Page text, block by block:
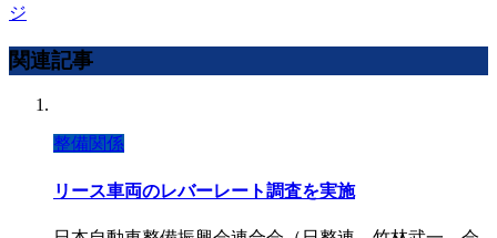
ジ
関連記事
整備関係
リース車両のレバーレート調査を実施